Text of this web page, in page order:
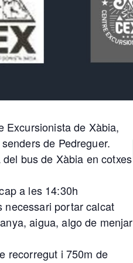
Excursionista de Xàbia,
de Pedreguer.
bus de Xàbia en cotxes
a les 14:30h
necessari portar calcat
aigua, algo de menjar
recorregut i 750m de